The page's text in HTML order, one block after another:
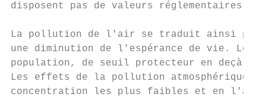
disposent pas de valeurs réglementaires,
La pollution de l'air se traduit ainsi par
une diminution de l'espérance de vie.
population, de seuil protecteur en deçà
Les effets de la pollution atmosphérique
concentration les plus faibles et en